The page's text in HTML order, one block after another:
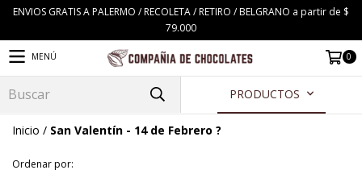
ENVIOS GRATIS A PALERMO / RECOLETA / RETIRO / BELGRANO a partir de $
79.000
MENÚ 0
PRODUCTOS
Inicio / San Valentín - 14 de Febrero ?
Ordenar por: